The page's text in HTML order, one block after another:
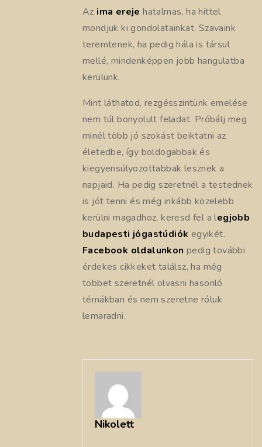
Az ima ereje hatalmas, ha hittel
mondjuk ki gondolatainkat. Szavaink
teremtenek, ha pedig hála is társul
mellé, mindenképpen jobb hangulatba
kerülünk.
Mint láthatod, rezgésszintünk emelése
nem túl bonyolult feladat. Próbálj meg
minél több jó szokást beiktatni az
életedbe, így boldogabbak és
kiegyensúlyozottabbak lesznek a
napjaid. Ha pedig szeretnél a testednek
is jót tenni és még inkább közelebb
kerülni magadhoz, keresd fel a legjobb
budapesti jógastúdiók egyikét.
Facebook oldalunkon pedig további
érdekes cikkeket találsz, ha még
többet szeretnél olvasni hasonló
témákban és nem szeretne róluk
lemaradni.
Nikolett